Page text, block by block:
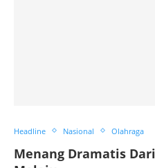
Headline Nasional Olahraga
Menang Dramatis